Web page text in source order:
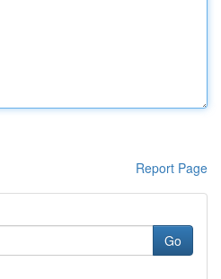
Report Page
Go